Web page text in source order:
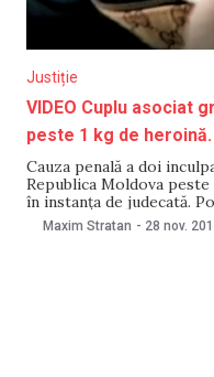
Justiție
VIDEO Cuplu asociat
peste 1 kg de
Cauza penală a doi
Republica Moldova
în instanța de judecată.
astăzi, 28 noiembrie, de
Maxim Stratan - 28 nov.